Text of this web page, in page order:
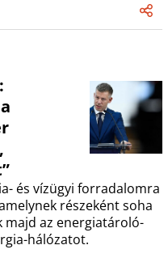
és vízügyi forradalomra
részeként soha
az energiatároló-
hálózatot.